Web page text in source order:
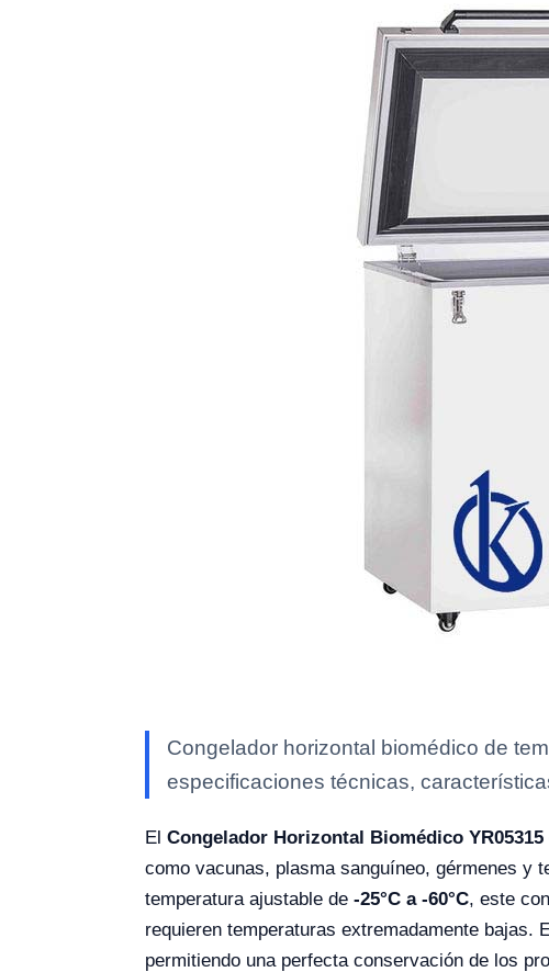
Congelador horizontal biomédico de
especificaciones técnicas,
El Congelador Horizontal Biomédico YR05315
como vacunas, plasma sanguíneo, gérmenes y
temperatura ajustable de -25°C a -60°C, este
requieren temperaturas extremadamente bajas.
permitiendo una perfecta conservación de los